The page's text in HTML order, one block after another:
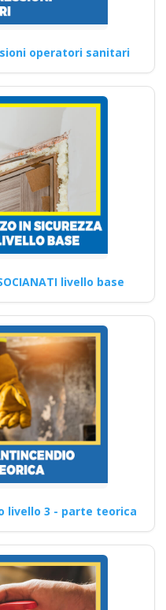
operatori sanitari
livello base
livello 3 - parte teorica